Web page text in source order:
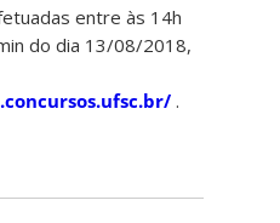
entre às 14h
do dia 13/08/2018,
.